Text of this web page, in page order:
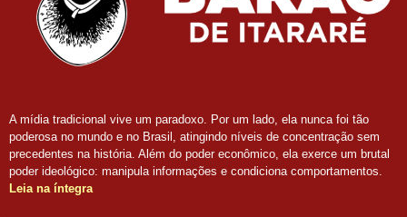
A mídia tradicional vive um paradoxo. Por um lado, ela nunca foi tão
poderosa no mundo e no Brasil, atingindo níveis de concentração sem
precedentes na história. Além do poder econômico, ela exerce um brutal
poder ideológico: manipula informações e condiciona comportamentos.
Leia na íntegra